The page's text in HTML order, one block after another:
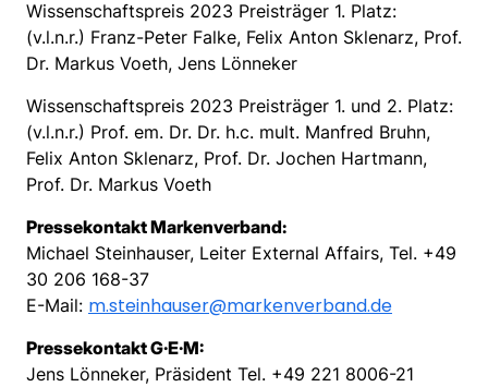
Wissenschaftspreis 2023 Preisträger 1. Platz:
(v.l.n.r.) Franz-Peter Falke, Felix Anton Sklenarz, Prof.
Dr. Markus Voeth, Jens Lönneker
Wissenschaftspreis 2023 Preisträger 1. und 2. Platz:
(v.l.n.r.) Prof. em. Dr. Dr. h.c. mult. Manfred Bruhn,
Felix Anton Sklenarz, Prof. Dr. Jochen Hartmann,
Prof. Dr. Markus Voeth
Pressekontakt Markenverband:
Michael Steinhauser, Leiter External Affairs, Tel. +49
30 206 168-37
E-Mail: m.steinhauser@markenverband.de
Pressekontakt G·E·M:
Jens Lönneker, Präsident Tel. +49 221 8006-21